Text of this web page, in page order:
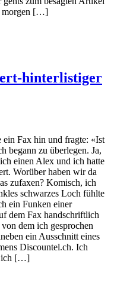
morgen […]
hinterlistiger
ein Fax hin und fragte: «Ist
begann zu überlegen. Ja,
einen Alex und ich hatte
Worüber haben wir da
zufaxen? Komisch, ich
schwarzes Loch fühlte
ein Funken einer
dem Fax handschriftlich
dem ich gesprochen
ein Ausschnitt eines
Discountel.ch. Ich
ich […]